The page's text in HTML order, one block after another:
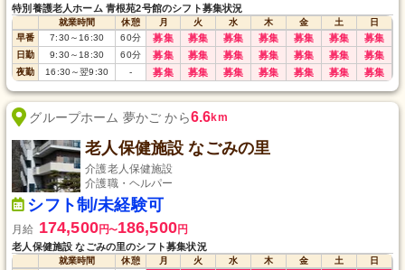
特別養護老人ホーム 青根苑2号館のシフト募集状況
就業時間 休憩 月 火 水 木 金 土
日
早番
7:30～ 16:30 60分 募集 募集 募集 募集 募集 募集 募集
日勤 9:30～ 18:30 60分 募集 募集 募集 募集 募集 募集 募集
夜勤 16:30～翌9:30 - 募集 募集 募集 募集 募集 募集 募集
グループホーム 夢かご から6.6km
老人保健施設 なごみの里
介護老人保健施設
介護職・ヘルパー
シフト制/未経験可
月給 174,500円〜186,500円
老人保健施設 なごみの里のシフト募集状況
就業時間 休憩 月 火 水 木 金 土
日